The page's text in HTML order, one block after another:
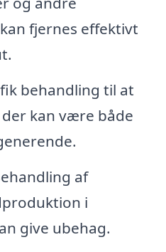
fjernes effektivt
behandling til at
kan være både
af
i
give ubehag.